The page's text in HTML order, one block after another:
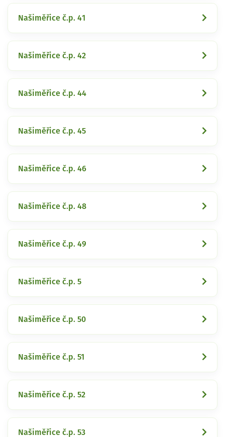
Našiměřice č.p. 41
Našiměřice č.p. 42
Našiměřice č.p. 44
Našiměřice č.p. 45
Našiměřice č.p. 46
Našiměřice č.p. 48
Našiměřice č.p. 49
Našiměřice č.p. 5
Našiměřice č.p. 50
Našiměřice č.p. 51
Našiměřice č.p. 52
Našiměřice č.p. 53